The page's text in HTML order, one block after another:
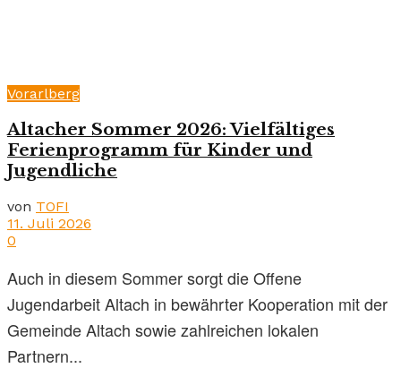
Vorarlberg
Altacher Sommer 2026: Vielfältiges
Ferienprogramm für Kinder und
Jugendliche
von TOFI
11. Juli 2026
0
Auch in diesem Sommer sorgt die Offene
Jugendarbeit Altach in bewährter Kooperation mit der
Gemeinde Altach sowie zahlreichen lokalen
Partnern...